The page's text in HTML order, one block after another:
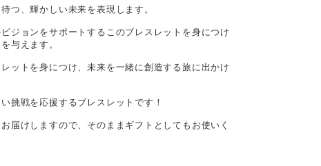
つ、輝かしい未来を表現します。
ジョンをサポートするこのブレスレットを身につけ
与えます。
ットを身につけ、未来を一緒に創造する旅に出かけ
挑戦を応援するブレスレットです！
届けしますので、そのままギフトとしてもお使いく